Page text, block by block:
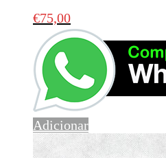
€75,00
Adicionar